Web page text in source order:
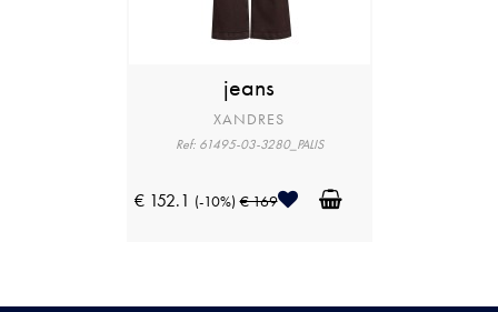
jeans
XANDRES
Ref: 61495-03-3280_PALIS
€ 152.1 (-10%) € 169